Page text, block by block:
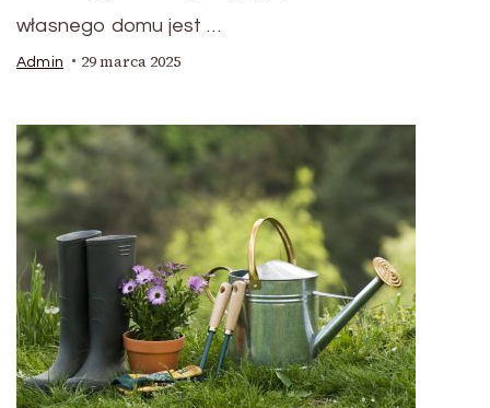
własnego domu jest …
Admin 29 marca 2025